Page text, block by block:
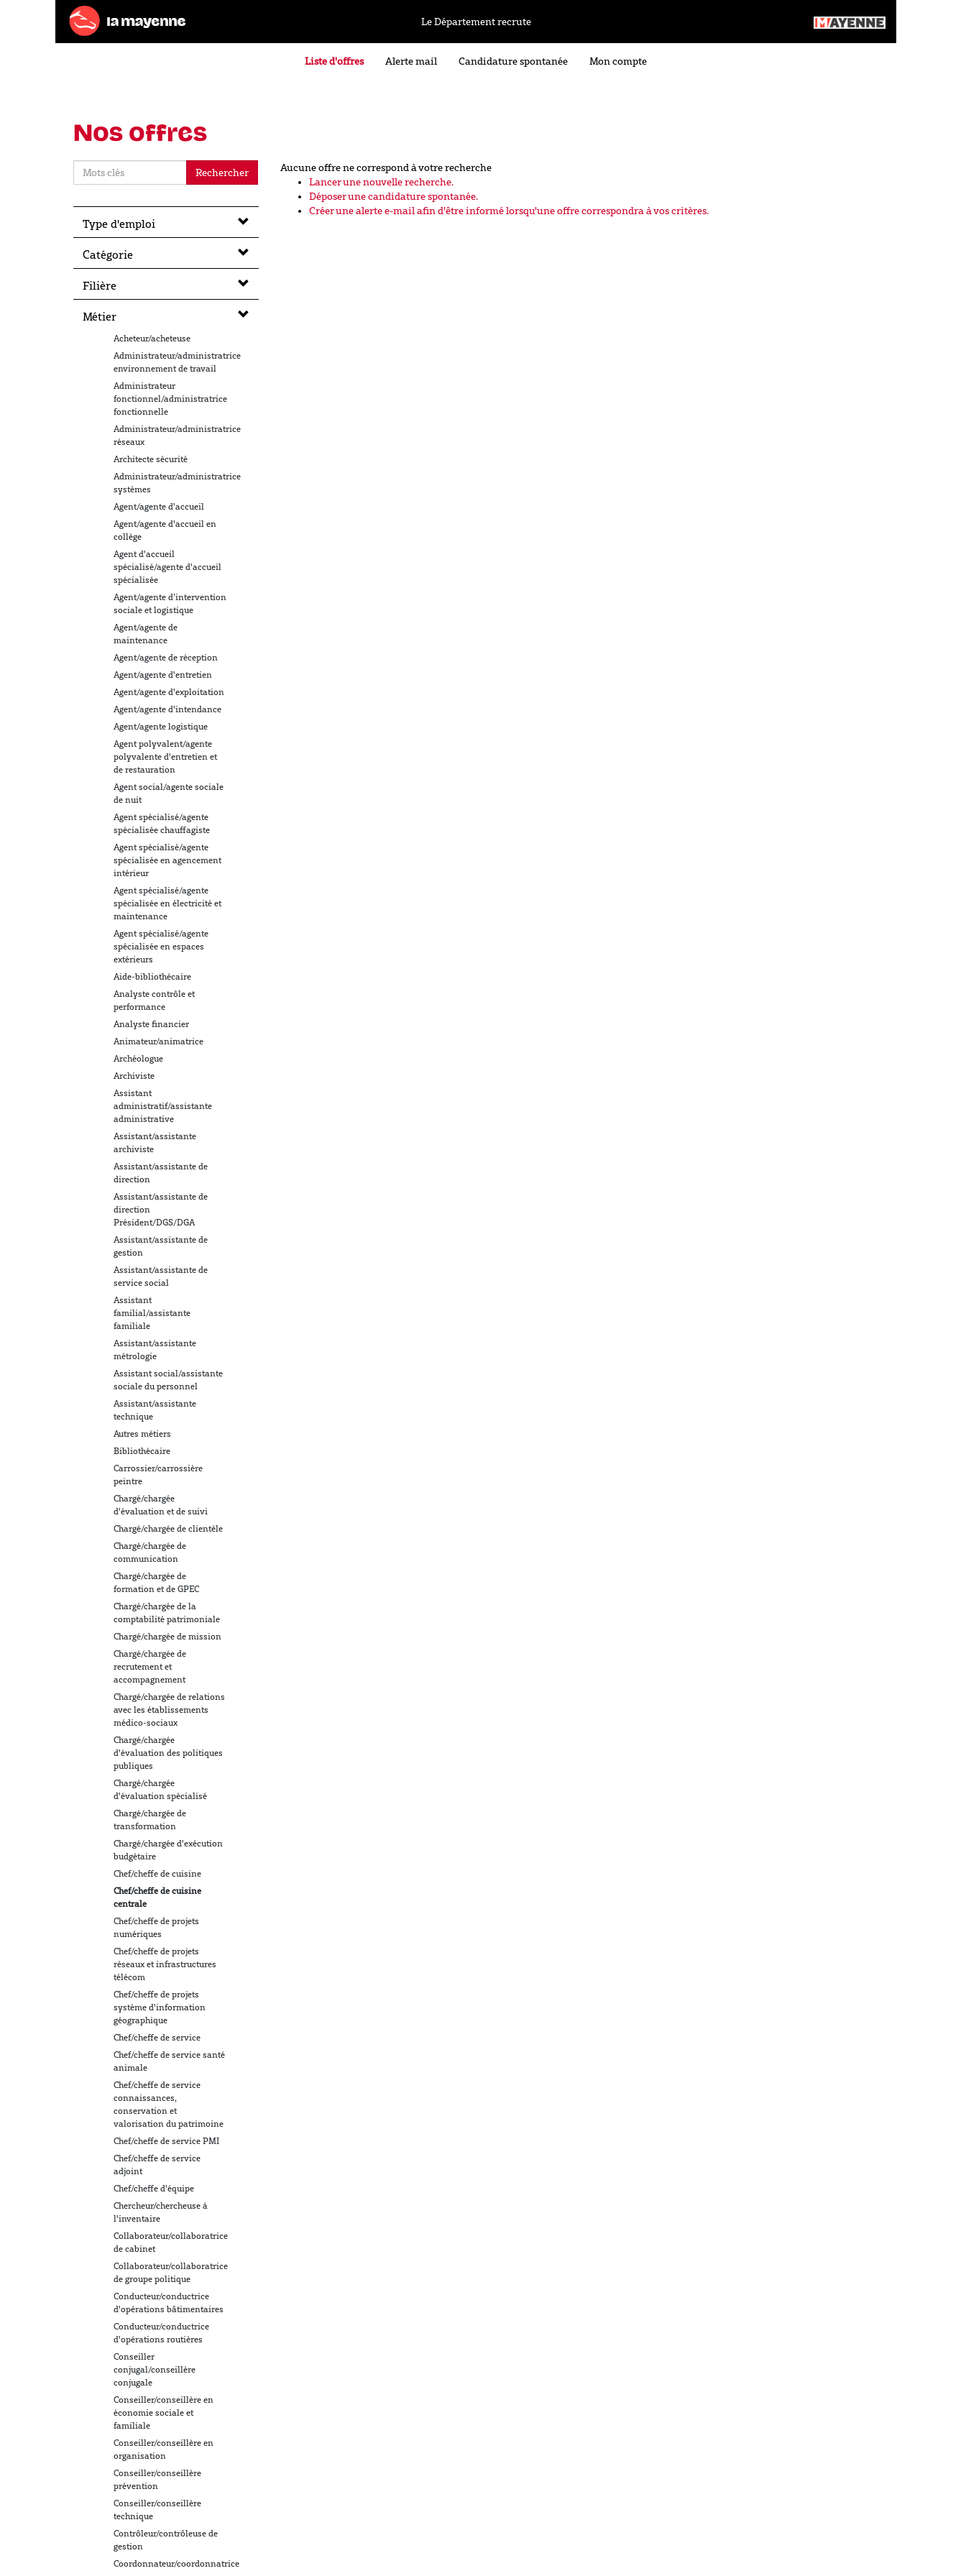
Le Département recrute
Liste d'offres Alerte mail Candidature spontanée Mon compte
Nos offres
Rechercher
Type d'emploi
Catégorie
Filière
Métier
Acheteur/acheteuse
Administrateur/administratrice
environnement de travail
Administrateur
fonctionnel/administratrice
fonctionnelle
Administrateur/administratrice
réseaux
Architecte sécurité
Administrateur/administratrice
systèmes
Agent/agente d'accueil
Agent/agente d'accueil en
collège
Agent d'accueil
spécialisé/agente d'accueil
spécialisée
Agent/agente d’intervention
sociale et logistique
Agent/agente de
maintenance
Agent/agente de réception
Agent/agente d'entretien
Agent/agente d'exploitation
Agent/agente d'intendance
Agent/agente logistique
Agent polyvalent/agente
polyvalente d'entretien et
de restauration
Agent social/agente sociale
de nuit
Agent spécialisé/agente
spécialisée chauffagiste
Agent spécialisé/agente
spécialisée en agencement
intérieur
Agent spécialisé/agente
spécialisée en électricité et
maintenance
Agent spécialisé/agente
spécialisée en espaces
extérieurs
Aide-bibliothécaire
Analyste contrôle et
performance
Analyste financier
Animateur/animatrice
Archéologue
Archiviste
Assistant
administratif/assistante
administrative
Assistant/assistante
archiviste
Assistant/assistante de
direction
Assistant/assistante de
direction
Président/DGS/DGA
Assistant/assistante de
gestion
Assistant/assistante de
service social
Assistant
familial/assistante
familiale
Assistant/assistante
métrologie
Assistant social/assistante
sociale du personnel
Assistant/assistante
technique
Autres métiers
Bibliothécaire
Carrossier/carrossière
peintre
Chargé/chargée
d'évaluation et de suivi
Chargé/chargée de clientèle
Chargé/chargée de
communication
Chargé/chargée de
formation et de GPEC
Chargé/chargée de la
comptabilité patrimoniale
Chargé/chargée de mission
Chargé/chargée de
recrutement et
accompagnement
Chargé/chargée de relations
avec les établissements
médico-sociaux
Chargé/chargée
d'évaluation des politiques
publiques
Chargé/chargée
d'évaluation spécialisé
Chargé/chargée de
transformation
Chargé/chargée d'exécution
budgétaire
Chef/cheffe de cuisine
Chef/cheffe de cuisine
centrale
Chef/cheffe de projets
numériques
Chef/cheffe de projets
réseaux et infrastructures
télécom
Chef/cheffe de projets
système d'information
géographique
Chef/cheffe de service
Chef/cheffe de service santé
animale
Chef/cheffe de service
connaissances,
conservation et
valorisation du patrimoine
Chef/cheffe de service PMI
Chef/cheffe de service
adjoint
Chef/cheffe d'équipe
Chercheur/chercheuse à
l'inventaire
Collaborateur/collaboratrice
de cabinet
Collaborateur/collaboratrice
de groupe politique
Conducteur/conductrice
d'opérations bâtimentaires
Conducteur/conductrice
d'opérations routières
Conseiller
conjugal/conseillère
conjugale
Conseiller/conseillère en
économie sociale et
familiale
Conseiller/conseillère en
organisation
Conseiller/conseillère
prévention
Conseiller/conseillère
technique
Contrôleur/contrôleuse de
gestion
Coordonnateur/coordonnatrice
Aucune offre ne correspond à votre recherche
Lancer une nouvelle recherche.
Déposer une candidature spontanée.
Créer une alerte e-mail afin d'être informé lorsqu'une offre correspondra à vos critères.